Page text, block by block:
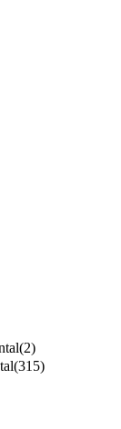
(2)
(315)